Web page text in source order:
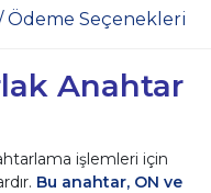
Ödeme Seçenekleri
Anahtar
işlemleri için
Bu anahtar, ON ve